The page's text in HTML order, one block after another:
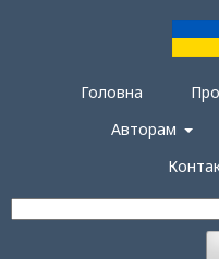
Головна
Авторам